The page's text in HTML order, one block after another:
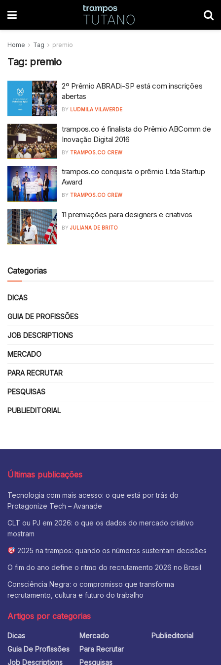
Home Tag premio
Tag: premio
2º Prêmio ABRADi-SP está com inscrições
abertas
BY LUDMILA VILAVERDE
trampos.co é finalista do Prêmio ABComm de
Inovação Digital 2016
BY TRAMPOS.CO CREW
trampos.co conquista o prêmio Ltda Startup
Award
BY TRAMPOS.CO CREW
11 premiações para designers e criativos
BY JULIANA DE BRITO
Categorias
DICAS
GUIA DE PROFISSÕES
JOB DESCRIPTIONS
MERCADO
PARA RECRUTAR
PESQUISAS
PUBLIEDITORIAL
Últimas publicações
Tecnologia com mais acesso: o que está por trás do
Protagonize Tech – Avanade
CLT ou PJ em 2026: o que os dados do mercado criativo
mostram
2025 na trampos: quando os números sustentam decisões
O fim do ano define o ritmo do recrutamento 2026 no Brasil
Consciência Negra: o compromisso que transforma
recrutamento, cultura e futuro do trabalho
Artigos por categorias
Dicas
Guia De Profissões
Job Descriptions
Mercado
Para Recrutar
Pesquisas
Publieditorial